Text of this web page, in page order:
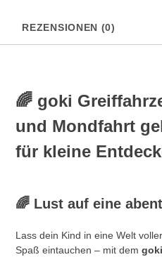
REZENSIONEN (0)
🌈 goki
und Mondfahrt
für kleine
🌈 Lust auf eine
Lass dein Kind in eine Welt
Spaß eintauchen – mit dem